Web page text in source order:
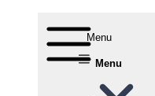
Menu
Menu